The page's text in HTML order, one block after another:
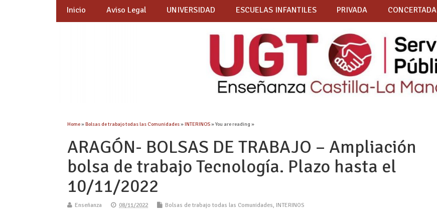
Inicio Aviso Legal UNIVERSIDAD ESCUELAS INFANTILES PRIVADA CONCERTADA
Home»Bolsas de trabajo todas las Comunidades»INTERINOS» You are reading »
ARAGÓN- BOLSAS DE TRABAJO – Ampliación
bolsa de trabajo Tecnología. Plazo hasta el
10/11/2022
Enseñanza 08/11/2022 Bolsas de trabajo todas las Comunidades, INTERINOS